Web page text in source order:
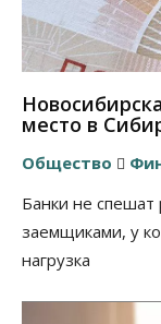
место в
Общество
Банки не спешат
заемщиками, у
нагрузка